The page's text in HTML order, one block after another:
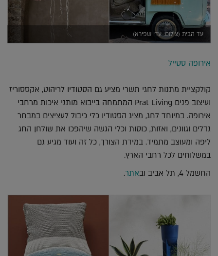
עד הבית (צילום: עדי שפירא)
אירופה סטייל
קולקציית מתנות לחגי תשרי מציע גם הסטודיו לריהוט, אקססוריז
ועיצוב פנים Prat Living המתמחה בייבוא מותגי איכות מרחבי
אירופה. במיוחד לחג, מציג הסטודיו כלי כיבול לעציצים במבחר
גדלים וגוונים, ואזות, כוסות וכלי הגשה שיהפכו את שולחן החג
ליפה ומעוצב מתמיד. במידת הצורך, כל זה ועוד מגיע גם
במשלוחים לכל רחבי הארץ.
החשמל 4, תל אביב וב
אתר.